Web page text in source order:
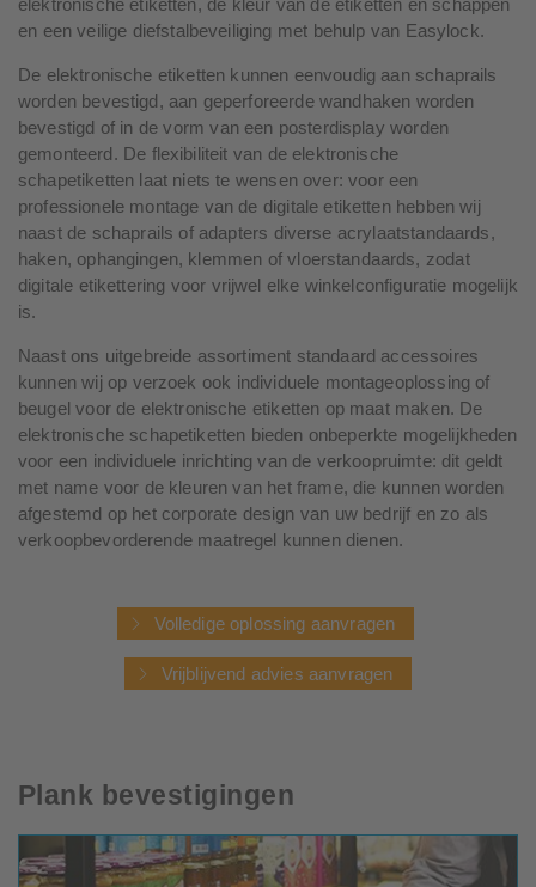
elektronische etiketten, de kleur van de etiketten en schappen
en een veilige diefstalbeveiliging met behulp van Easylock.
De elektronische etiketten kunnen eenvoudig aan schaprails
worden bevestigd, aan geperforeerde wandhaken worden
bevestigd of in de vorm van een posterdisplay worden
gemonteerd. De flexibiliteit van de elektronische
schapetiketten laat niets te wensen over: voor een
professionele montage van de digitale etiketten hebben wij
naast de schaprails of adapters diverse acrylaatstandaards,
haken, ophangingen, klemmen of vloerstandaards, zodat
digitale etikettering voor vrijwel elke winkelconfiguratie mogelijk
is.
Naast ons uitgebreide assortiment standaard accessoires
kunnen wij op verzoek ook individuele montageoplossing of
beugel voor de elektronische etiketten op maat maken. De
elektronische schapetiketten bieden onbeperkte mogelijkheden
voor een individuele inrichting van de verkoopruimte: dit geldt
met name voor de kleuren van het frame, die kunnen worden
afgestemd op het corporate design van uw bedrijf en zo als
verkoopbevorderende maatregel kunnen dienen.
Volledige oplossing aanvragen
Vrijblijvend advies aanvragen
Plank bevestigingen